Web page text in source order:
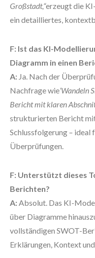
Großstadt,“erzeugt die
ein detailliertes,
F: Ist das KI-
Diagramm in einen
A: Ja. Nach der
Nachfrage wie‘Wandeln
Bericht mit klaren
strukturierten Bericht
Schlussfolgerung – ideal
Überprüfungen.
F: Unterstützt dieses
Berichten?
A: Absolut. Das KI-
über Diagramme
vollständigen SWOT-
Erklärungen, Kontext